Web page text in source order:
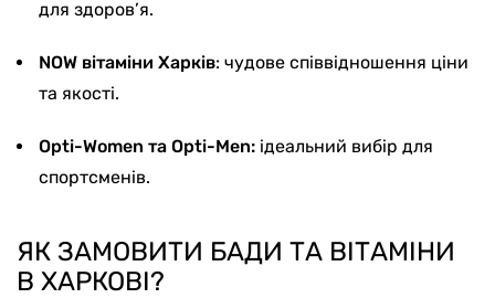
для здоров’я.
NOW вітаміни Харків: чудове співвідношення ціни
та якості.
Opti-Women та Opti-Men: ідеальний вибір для
спортсменів.
ЯК ЗАМОВИТИ БАДИ ТА ВІТАМІНИ
В ХАРКОВІ?